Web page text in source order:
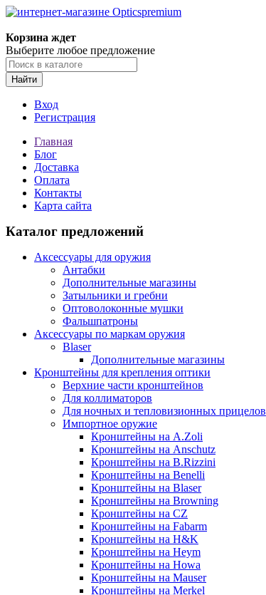
Корзина ждет
Выберите любое предложение
Найти
Вход
Регистрация
Главная
Блог
Доставка
Оплата
Контакты
Карта сайта
Каталог предложений
Аксессуары для оружия
Антабки
Дополнительные магазины
Затыльники и гребни
Оптоволоконные мушки
Фальшпатроны
Аксессуары по маркам оружия
Blaser
Дополнительные магазины
Кронштейны для крепления оптики
Верхние части кронштейнов
Для коллиматоров
Для ночных и тепловизионных прицелов
Импортное оружие
Кронштейны на A.Zoli
Кронштейны на Anschutz
Кронштейны на B.Rizzini
Кронштейны на Benelli
Кронштейны на Blaser
Кронштейны на Browning
Кронштейны на CZ
Кронштейны на Fabarm
Кронштейны на H&K
Кронштейны на Heym
Кронштейны на Howa
Кронштейны на Mauser
Кронштейны на Merkel